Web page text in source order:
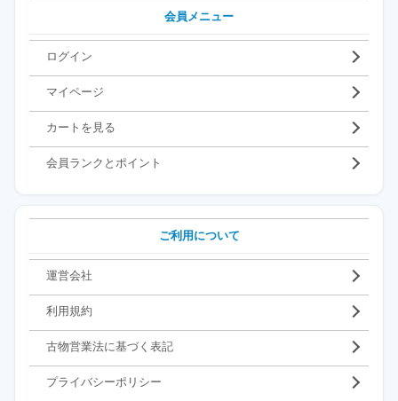
会員メニュー
ログイン
マイページ
カートを見る
会員ランクとポイント
ご利用について
運営会社
利用規約
古物営業法に基づく表記
プライバシーポリシー